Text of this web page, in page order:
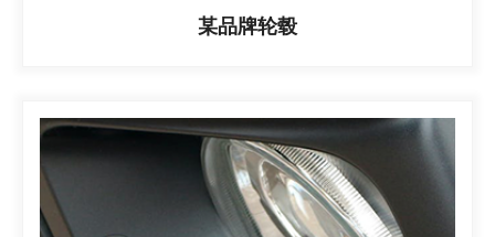
某品牌轮毂